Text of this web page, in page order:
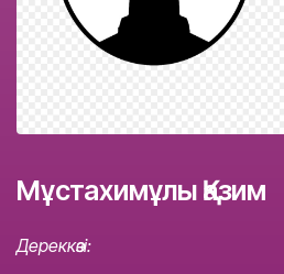
Мұстахимұлы Қазим
Дереккөзі: